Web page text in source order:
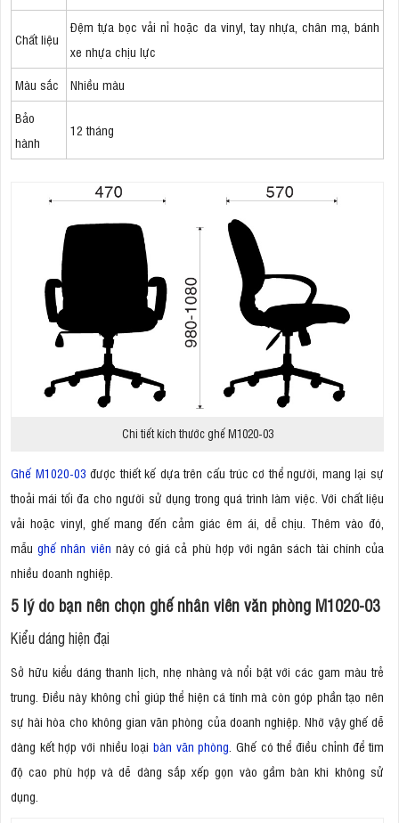
Chất liệu
Đệm tựa bọc vải nỉ hoặc da vinyl, tay nhựa, chân mạ, bánh
xe nhựa chịu lực
Màu sắc
Nhiều màu
Bảo
hành
12 tháng
Chi tiết kích thước ghế M1020-03
Ghế M1020-03 được thiết kế dựa trên cấu trúc cơ thể người, mang lại sự
thoải mái tối đa cho người sử dụng trong quá trình làm việc. Với chất liệu
vải hoặc vinyl, ghế mang đến cảm giác êm ái, dễ chịu. Thêm vào đó,
mẫughế nhân viên này có giá cả phù hợp với ngân sách tài chính của
nhiều doanh nghiệp.
5 lý do bạn nên chọn ghế nhân viên văn phòng M1020-03
Kiểu dáng hiện đại
Sở hữu kiểu dáng thanh lịch, nhẹ nhàng và nổi bật với các gam màu trẻ
trung. Điều này không chỉ giúp thể hiện cá tính mà còn góp phần tạo nên
sự hài hòa cho không gian văn phòng của doanh nghiệp. Nhờ vậy ghế dễ
dàng kết hợp với nhiều loại bàn văn phòng . Ghế có thể điều chỉnh để tìm
độ cao phù hợp và dễ dàng sắp xếp gọn vào gầm bàn khi không sử
dụng.